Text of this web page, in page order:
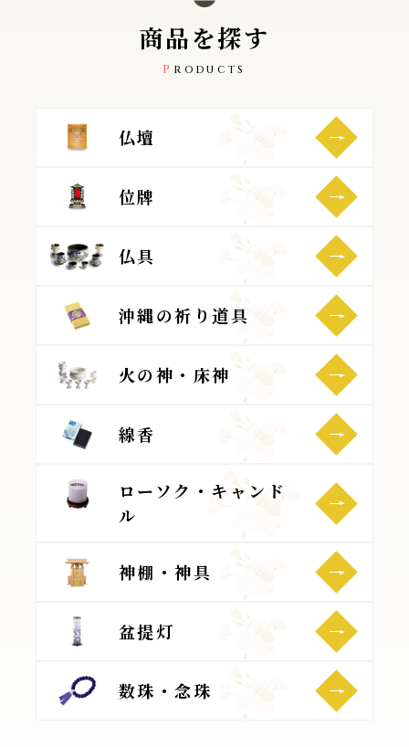
商品を探す
PRODUCTS
仏壇
位牌
仏具
沖縄の祈り道具
火の神・床神
線香
ローソク・キャンド
ル
神棚・神具
盆提灯
数珠・念珠